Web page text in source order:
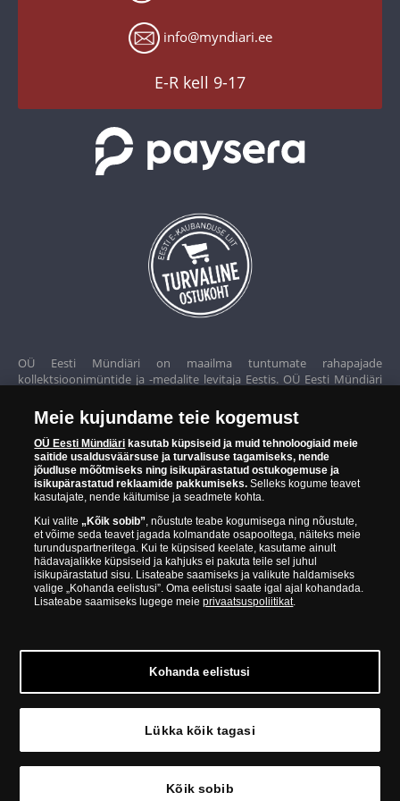
Lisa korvi
info@myndiari.ee
E-R kell 9-17
OÜ Eesti Mündiäri on maailma tuntumate rahapajade
kollektsioonimüntide ja -medalite levitaja Eestis. OÜ Eesti Mündiäri
Euroopa ühel suuremal mündilevitajate grupil "Samlerhuset
Group" on allüksused 14 Euroopa riigis. Ettevõtete grupile kuulub
Norra vanim, endine riiklik rahapaja, mis tegutseb alates 1686.
aastast. Norra mündikoda valmistab mõningaid ametlikke Norra ja
teiste riikide münte ning vermib igal aastal ka Nobeli rahupreemia
OÜ Eesti Mündiäri spetsialistid täiendavad pidevalt oma teadmisi,
külastades näitusi ja oksjoneid kogu maailmas. Tänu sellele pakub
ettevõte oma klientidele ainult kõrgeima kvaliteediga tooteid.
© Copyright 2026 - OÜ Eesti Mündiäri | Hobujaama 4, 10151
Tallinn | 688 60 90
Meie kujundame teie kogemust
OÜ Eesti Mündiäri kasutab küpsiseid ja muid tehnoloogiaid meie
saitide usaldusväärsuse ja turvalisuse tagamiseks, nende
jõudluse mõõtmiseks ning isikupärastatud ostukogemuse ja
isikupärastatud reklaamide pakkumiseks. Selleks kogume teavet
kasutajate, nende käitumise ja seadmete kohta.
Kui valite „Kõik sobib”, nõustute teabe kogumisega ning nõustute,
et võime seda teavet jagada kolmandate osapooltega, näiteks meie
turunduspartneritega. Kui te küpsised keelate, kasutame ainult
hädavajalikke küpsiseid ja kahjuks ei pakuta teile sel juhul
isikupärastatud sisu. Lisateabe saamiseks ja valikute haldamiseks
valige „Kohanda eelistusi”. Oma eelistusi saate igal ajal kohandada.
Lisateabe saamiseks lugege meieprivaatsuspoliitikat.
Kohanda eelistusi
Lükka kõik tagasi
Kõik sobib